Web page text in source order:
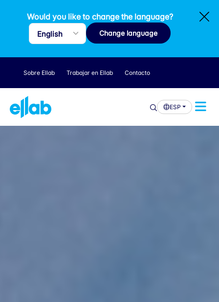
Would you like to change the language?
Change language
Sobre Ellab Trabajar en Ellab Contacto
ESP